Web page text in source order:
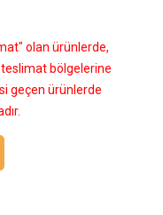
olan ürünlerde,
teslimat bölgelerine
geçen ürünlerde